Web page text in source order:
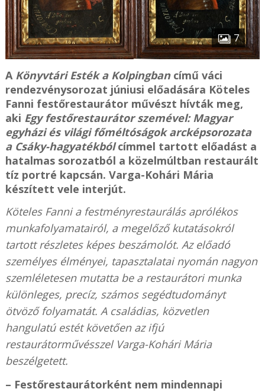
7
A Könyvtári Esték a Kolpingbancímű váci
rendezvénysorozat júniusi előadására Köteles
Fanni festőrestaurátor művészt hívták meg,
aki Egy festőrestaurátor szemével: Magyar
egyházi és világi főméltóságok arcképsorozata
a Csáky-hagyatékbólcímmel tartott előadást a
hatalmas sorozatból a közelmúltban restaurált
tíz portré kapcsán. Varga-Kohári Mária
készített vele interjút.
Köteles Fanni a festményrestaurálás aprólékos
munkafolyamatairól, a megelőző kutatásokról
tartott részletes képes beszámolót. Az előadó
személyes élményei, tapasztalatai nyomán nagyon
szemléletesen mutatta be a restaurátori munka
különleges, precíz, számos segédtudományt
ötvöző folyamatát. A családias, közvetlen
hangulatú estét követően az ifjú
restaurátorművésszel Varga-Kohári Mária
beszélgetett.
– Festőrestaurátorként nem mindennapi